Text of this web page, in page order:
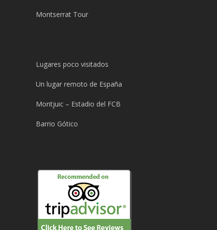
Montserrat Tour
Lugares poco visitados
Un lugar remoto de España
Montjuic – Estadio del FCB
Barrio Gótico